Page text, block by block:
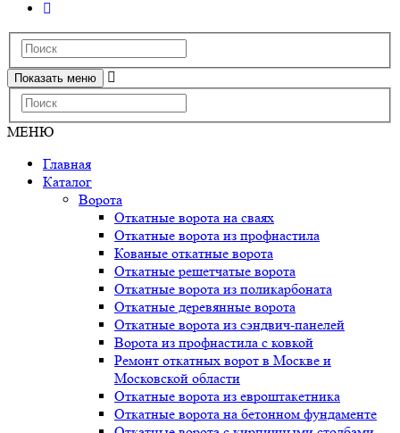
Показать меню
МЕНЮ
Главная
Каталог
Ворота
Откатные ворота на сваях
Откатные ворота из профнастила
Кованые откатные ворота
Откатные решетчатые ворота
Откатные ворота из поликарбоната
Откатные деревянные ворота
Откатные ворота из сэндвич-панелей
Ворота из профнастила с ковкой
Ремонт откатных ворот в Москве и
Московской области
Откатные ворота из евроштакетника
Откатные ворота на бетонном фундаменте